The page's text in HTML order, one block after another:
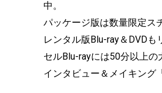
中。
パッケージ版は数量限定ス
レンタル版Blu-ray＆DVDも
セルBlu-rayには50分以上
インタビュー＆メイキング